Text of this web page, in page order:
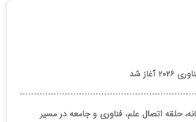
شد
حلقه اتصال علم، فناوری و جامعه در مسیر